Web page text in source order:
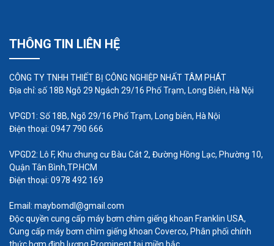
Ứng dụng bơm chìm nước thải
Tsurumi
Máy bơm chìm nước thải của Tsurumi đang được
thải, bao gồm cả những nhà máy, hệ thống xử lý
nước thải sinh hoạt tại thành phố và hệ thống xử lý
công nghiệp. Các dòng máy bơm nước thải phổ
biến như KTZ, LSR, LSC, HS, NK, ...
THÔNG TIN LIÊN HỆ
CÔNG TY TNHH THIẾT BỊ CÔNG NGHIỆP NHẤT TÂM PHÁT
Địa chỉ: số 18B Ngõ 29 Ngách 29/16 Phố Trạm, Long Biên, Hà Nội
VPGD1: Số 18B, Ngõ 29/16 Phố Trạm, Long biên, Hà Nội
Điện thoại: 0947 790 666
VPGD2: Lô F, Khu chung cư Bàu Cát 2, Đường Hồng Lạc, Phường 10,
Quận Tân Bình,TP.HCM
Điện thoại: 0978 492 169
Email: maybomdl@gmail.com
Độc quyền cung cấp máy bơm chìm giếng khoan Franklin USA,
Cung cấp máy bơm chìm giếng khoan Coverco, Phân phối chính